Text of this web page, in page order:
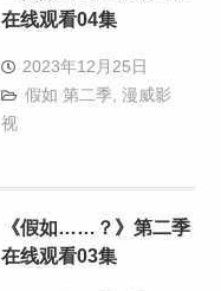
在线观看04集
2023年12月25日
假如 第二季 漫威影
视
《假如……？》第二季
在线观看03集